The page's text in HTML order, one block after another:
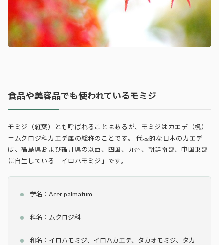
食品や美容品でも使われているモミジ
モミジ（紅葉）とも呼ばれることはあるが、モミジはカエデ（楓）
＝ムクロジ科カエデ属の総称のことです。 代表的な日本のカエデ
は、福島県および福井県の以西、四国、九州、朝鮮南部、中国東部
に自生している「イロハモミジ」です。
学名：Acer palmatum
科名：ムクロジ科
和名：イロハモミジ、イロハカエデ、タカオモミジ、タカ